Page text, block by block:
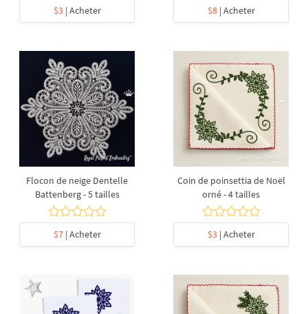
$3| Acheter $8| Acheter
Flocon de neige Dentelle
Battenberg - 5 tailles
$7| Acheter
Coin de poinsettia de Noël
orné - 4 tailles
$3| Acheter